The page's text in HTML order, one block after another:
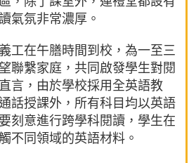
氣氛非常濃厚。
工在午膳時間到校，為一至三
聯繫家庭，共同啟發學生對閱
言，由於學校採用全英語教
話授課外，所有科目均以英語
刻意進行跨學科閱讀，學生在
不同領域的英語材料。